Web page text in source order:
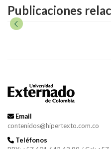
Publicaciones
Email
contenidos@hipertexto.com.co
Teléfonos